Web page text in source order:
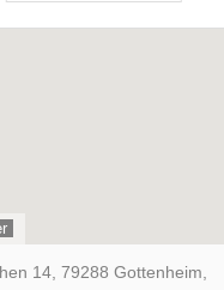
14, 79288 Gottenheim,